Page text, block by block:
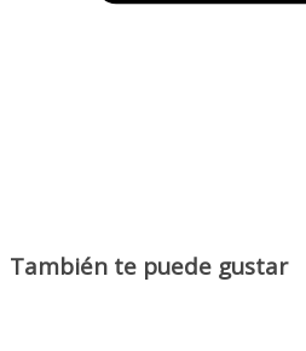
También te puede gustar